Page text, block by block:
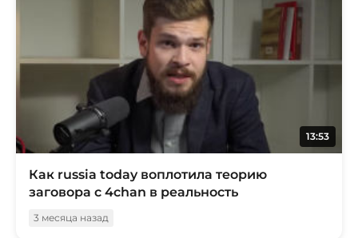
13:53
Как russia today воплотила теорию
заговора с 4chan в реальность
3 месяца назад